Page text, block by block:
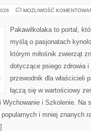
MOŻLIWOŚĆ
Pakawilkolaka to portal,
myślą o pasjonatach
którym miłośnik zwierząt
dotyczące psiego zdrowia
przewodnik dla właścicieli
łączą się w wartościowy
i Szkolenie. Na
i mniej znanych